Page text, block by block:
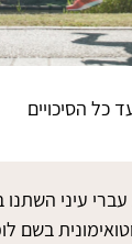
כל הסיכויים
ליאת עברי עיני
בשם